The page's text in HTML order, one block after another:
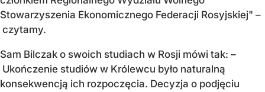
Stowarzyszenia Ekonomicznego Federacji Rosyjskiej" –
czytamy.
Sam Bilczak o swoich studiach w Rosji mówi tak: –
Ukończenie studiów w Królewcu było naturalną
konsekwencją ich rozpoczęcia. Decyzja o podjęciu